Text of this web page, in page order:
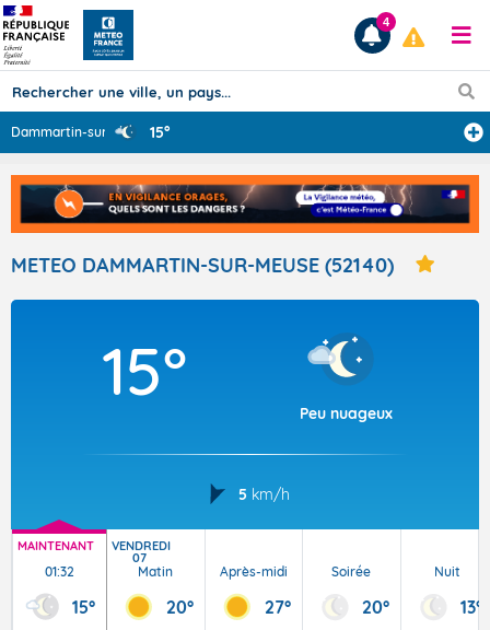
Prévisions
TOUS LES RÉSULTATS
Articles
4
Dammartin-sur-M... 15°
METEO DAMMARTIN-SUR-MEUSE (52140)
15°
Peu nuageux
5 km/h
MAINTENANT
01:32
15°
VENDREDI
07
Matin
20°
Après-midi
27°
Soirée
20°
Nuit
13°